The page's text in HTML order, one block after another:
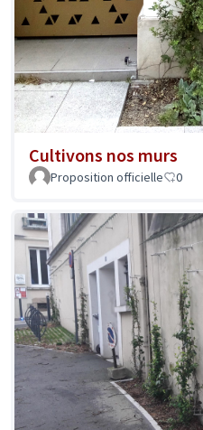
Cultivons nos murs
Proposition officielle 0